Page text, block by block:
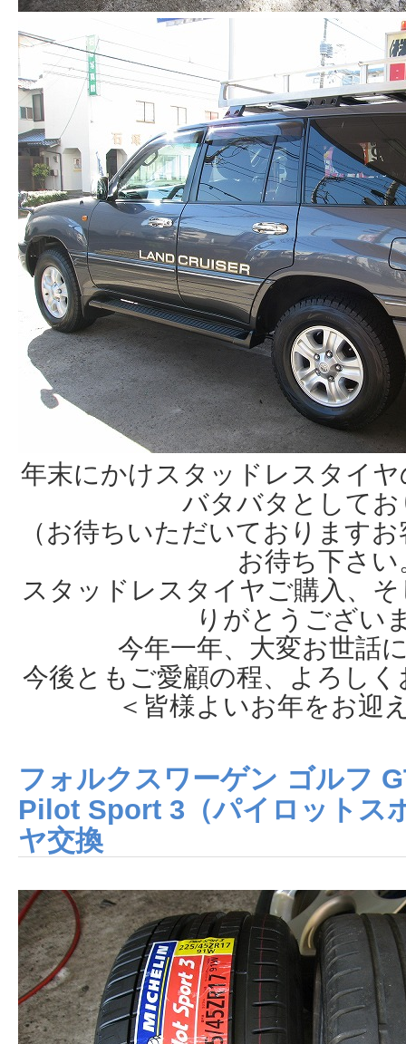
年末にかけスタッドレスタイ
バタバタとして
（お待ちいただいております
お待ち下さい
スタッドレスタイヤご購入、
りがとうござい
今年一年、大変お世話
今後ともご愛顧の程、よろし
＜皆様よいお年をお迎
フォルクスワーゲン ゴルフ
Pilot Sport 3（パイロットス
ヤ交換